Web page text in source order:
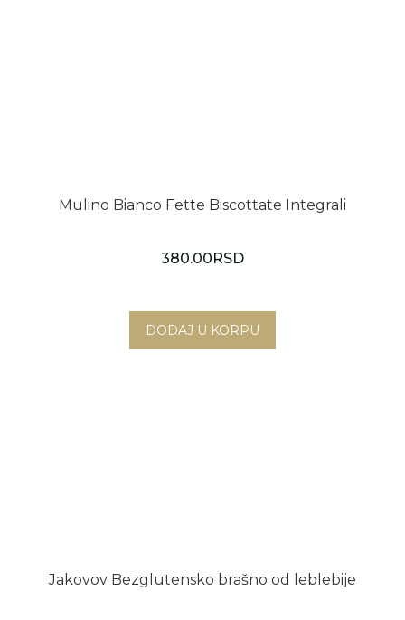
Mulino Bianco Fette Biscottate Integrali
380.00 RSD
Jakovov Bezglutensko brašno od leblebije